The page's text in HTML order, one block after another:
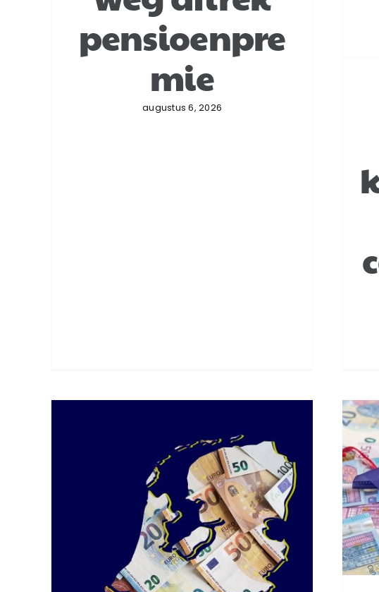
pensioenpre
mie
augustus 6, 2026
Hof oordeelt over fiscaal
inwonerschap van
Nederland
Internationaal